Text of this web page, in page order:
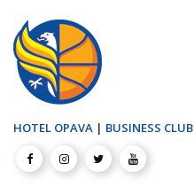
HOTEL OPAVA | BUSINESS CLUB